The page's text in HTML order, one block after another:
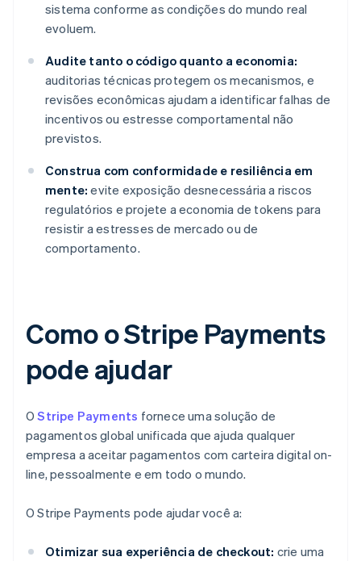
sistema conforme as condições do mundo real
evoluem.
Audite tanto o código quanto a economia:
auditorias técnicas protegem os mecanismos, e
revisões econômicas ajudam a identificar falhas de
incentivos ou estresse comportamental não
previstos.
Construa com conformidade e resiliência em
mente: evite exposição desnecessária a riscos
regulatórios e projete a economia de tokens para
resistir a estresses de mercado ou de
comportamento.
Como o Stripe Payments
pode ajudar
OStripe Payments fornece uma solução de
pagamentos global unificada que ajuda qualquer
empresa a aceitar pagamentos com carteira digital on-
line, pessoalmente e em todo o mundo.
O Stripe Payments pode ajudar você a:
Otimizar sua experiência de checkout: crie uma